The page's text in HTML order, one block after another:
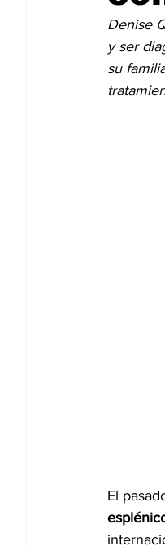
Medioambiente
Denise
y ser
su
El